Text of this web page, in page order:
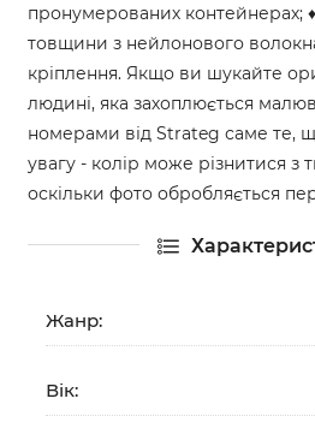
пронумерованих контейнерах; ♦
товщини з нейлонового
кріплення. Якщо ви шукайте
людині, яка захоплюється
номерами від Strateg саме те,
увагу - колір може різнитися з
оскільки фото обробляється
Жанр:
Вік: